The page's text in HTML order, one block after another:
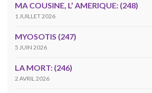
MA COUSINE, L’ AMERIQUE: (248)
1 JUILLET 2026
MYOSOTIS (247)
5 JUIN 2026
LA MORT: (246)
2 AVRIL 2026